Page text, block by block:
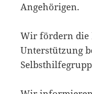
Angehörigen.
Wir fördern die
Unterstützung